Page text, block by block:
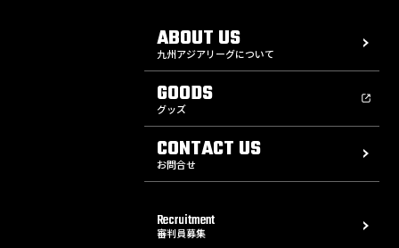
ABOUT US
九州アジアリーグについて
GOODS
グッズ
CONTACT US
お問合せ
Recruitment
審判員募集